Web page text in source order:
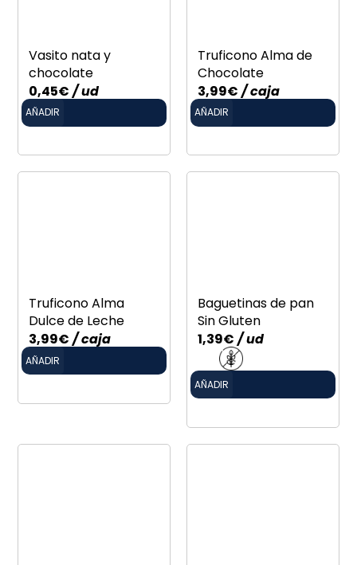
Vasito nata y
chocolate
0,45€/ ud
AÑADIR
Truficono Alma de
Chocolate
3,99€/ caja
AÑADIR
Truficono Alma
Dulce de Leche
3,99€/ caja
AÑADIR
Baguetinas de pan
Sin Gluten
1,39€/ ud
AÑADIR